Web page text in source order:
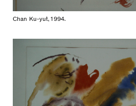
Chan Ku-yut, 1994.